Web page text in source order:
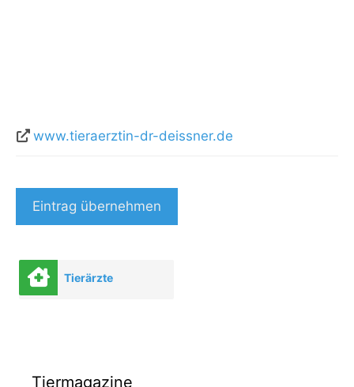
www.tieraerztin-dr-deissner.de
Eintrag übernehmen
Tierärzte
Tiermagazine